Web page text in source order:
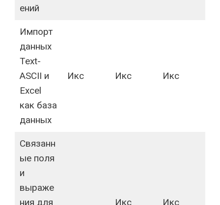
ений
Импорт
данных
Text-
ASCII и
Excel
как база
данных
Икс Икс Икс
Связанн
ые поля
и
выраже
ния для
Икс Икс